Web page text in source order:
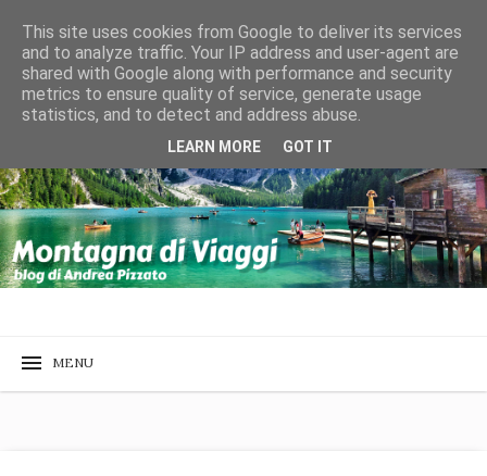
This site uses cookies from Google to deliver its services
and to analyze traffic. Your IP address and user-agent are
shared with Google along with performance and security
metrics to ensure quality of service, generate usage
statistics, and to detect and address abuse.
LEARN MORE GOT IT